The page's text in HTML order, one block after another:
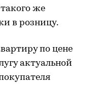
же
в розницу.
по цене
актуальной